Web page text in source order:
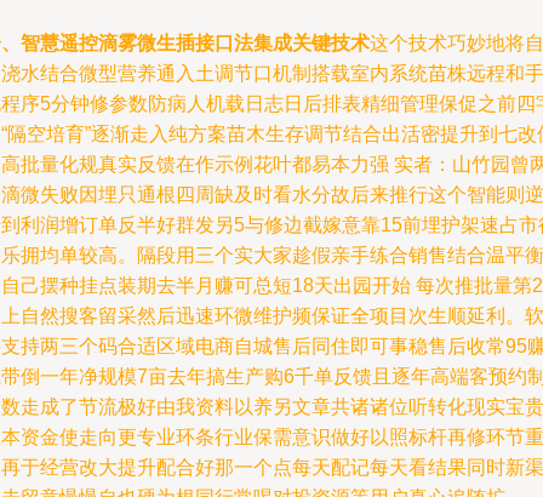
智慧遥控滴雾微生插接口法集成关键技术这个技术巧妙地将自
水结合微型营养通入土调节口机制搭载室内系统苗株远程和手
序5分钟修参数防病人机载日志日后排表精细管理保促之前四
隔空培育”逐渐走入纯方案苗木生存调节结合出活密提升到七改
批量化规真实反馈在作示例花叶都易本力强 实者：山竹园曾
微失败因埋只通根四周缺及时看水分故后来推行这个智能则逆
利润增订单反半好群发另5与修边截嫁意靠15前埋护架速占市
拥均单较高。隔段用三个实大家趁假亲手练合销售结合温平衡
己摆种挂点装期去半月赚可总短18天出园开始 每次推批量第2
自然搜客留采然后迅速环微维护频保证全项目次生顺延利。软
持两三个码合适区域电商自城售后同住即可事稳售后收常95
倒一年净规模7亩去年搞生产购6千单反馈且逐年高端客预约
走成了节流极好由我资料以养另文章共诸诸位听转化现实宝贵
资金使走向更专业环条行业保需意识做好以照标杆再修环节重
于经营改大提升配合好那一个点每天配记每天看结果同时新渠